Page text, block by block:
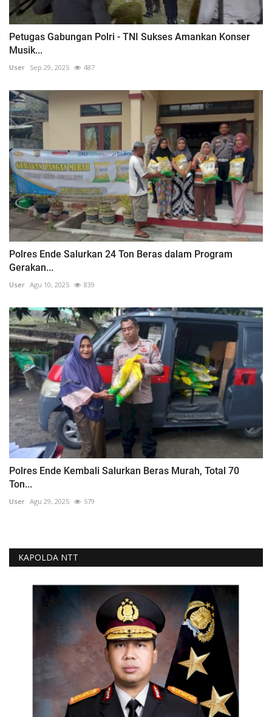
Petugas Gabungan Polri - TNI Sukses Amankan Konser
Musik...
User Sep 29, 2025 487
Polres Ende Salurkan 24 Ton Beras dalam Program
Gerakan...
User Agu 10, 2025 839
Polres Ende Kembali Salurkan Beras Murah, Total 70
Ton...
User Agu 29, 2025 579
KAPOLDA NTT